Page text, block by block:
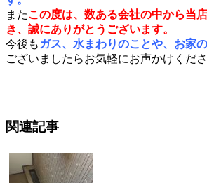
またこの度は、数ある会社の中から当
き、誠にありがとうございます。
今後も ガス、水まわりのことや、お家
ございましたらお気軽にお声かけくださ
関連記事